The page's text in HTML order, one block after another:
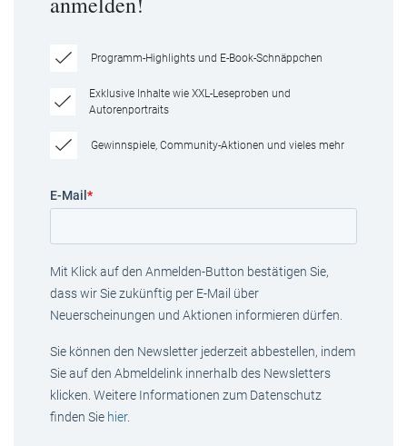
Programm-Highlights und E-Book-Schnäppchen
Exklusive Inhalte wie XXL-Leseproben und
Autorenportraits
Gewinnspiele, Community-Aktionen und vieles mehr
E-Mail *
Mit Klick auf den Anmelden-Button bestätigen Sie,
dass wir Sie zukünftig per E-Mail über
Neuerscheinungen und Aktionen informieren dürfen.
Sie können den Newsletter jederzeit abbestellen, indem
Sie auf den Abmeldelink innerhalb des Newsletters
klicken. Weitere Informationen zum Datenschutz
finden Sie hier.